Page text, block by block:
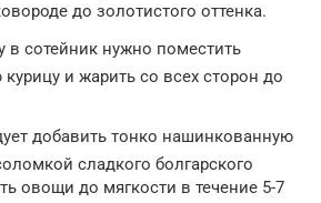
до золотистого оттенка.
в сотейник нужно поместить
и жарить со всех сторон до
добавить тонко нашинкованную
сладкого болгарского
овощи до мягкости в течение 5-7